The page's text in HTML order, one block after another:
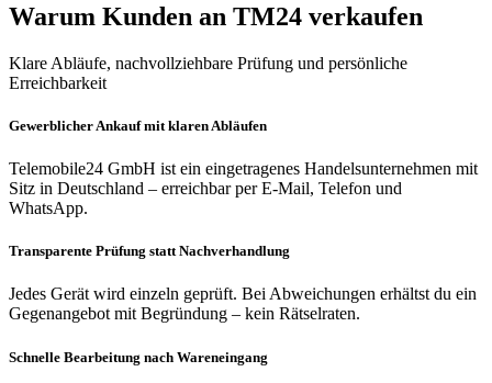
Warum Kunden an TM24 verkaufen
Klare Abläufe, nachvollziehbare Prüfung und persönliche
Erreichbarkeit
Gewerblicher Ankauf mit klaren Abläufen
Telemobile24 GmbH ist ein eingetragenes Handelsunternehmen mit
Sitz in Deutschland – erreichbar per E-Mail, Telefon und
WhatsApp.
Transparente Prüfung statt Nachverhandlung
Jedes Gerät wird einzeln geprüft. Bei Abweichungen erhältst du ein
Gegenangebot mit Begründung – kein Rätselraten.
Schnelle Bearbeitung nach Wareneingang